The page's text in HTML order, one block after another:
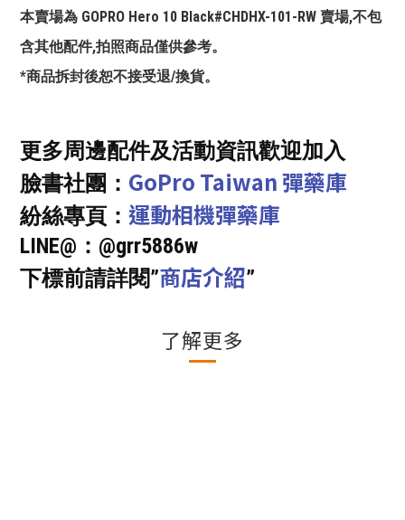
本賣場為 GOPRO Hero 10 Black#CHDHX-101-RW 賣場,不包
含其他配件,拍照商品僅供參考。
*商品拆封後恕不接受退/換貨。
更多周邊配件及活動資訊歡迎加入
臉書社團： GoPro Taiwan 彈藥庫
紛絲專頁： 運動相機彈藥庫
LINE@：@grr5886w
下標前請詳閱”商店介紹”
了解更多